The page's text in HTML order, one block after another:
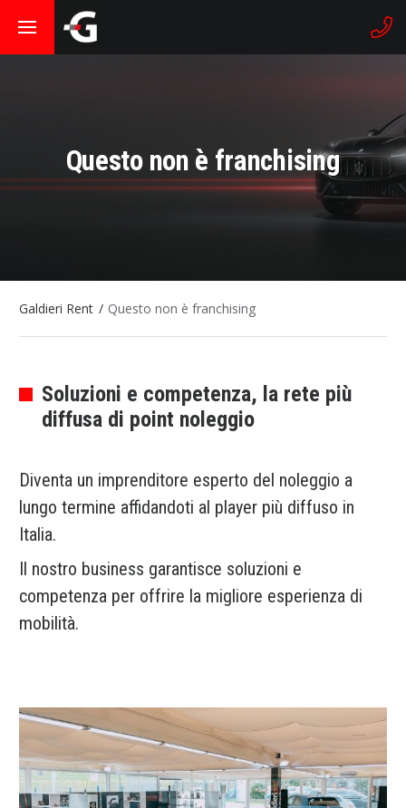
Questo non è franchising
Galdieri Rent Questo non è franchising
Soluzioni e competenza, la rete più
diffusa di point noleggio
Diventa un imprenditore esperto del noleggio a
lungo termine affidandoti al player più diffuso in
Italia.
Il nostro business garantisce soluzioni e
competenza per offrire la migliore esperienza di
mobilità.